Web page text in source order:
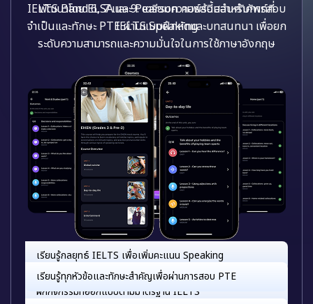
พัฒนาโดย ELSA และ Pearson คอร์สนี้สอนคำศัพท์ที่
จำเป็นและทักษะ PTE ผ่านแบบฝึกหัดและบทสนทนา เพื่อยก
ระดับความสามารถและความมั่นใจในการใช้ภาษาอังกฤษ
เรียนรู้ทุกหัวข้อและทักษะสำคัญเพื่อผ่านการสอบ PTE